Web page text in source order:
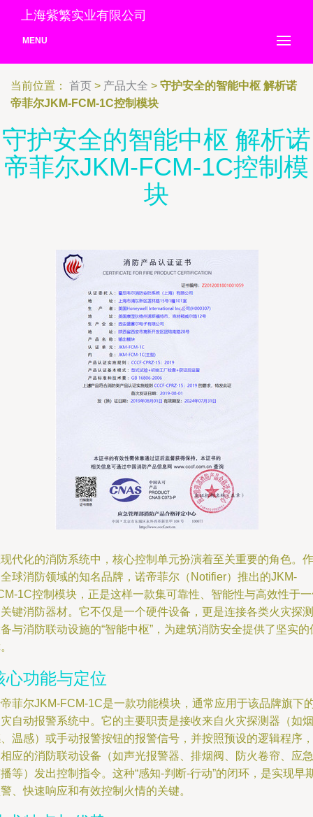
上海紫繁实业有限公司
MENU
当前位置： 首页 > 产品大全 > 守护安全的智能中枢 解析诺
帝菲尔JKM-FCM-1C控制模块
守护安全的智能中枢 解析诺
帝菲尔JKM-FCM-1C控制模
块
代化的消防系统中，核心控制单元扮演着至关重要的角色。作
球消防领域的知名品牌，诺帝菲尔（Notifier）推出的JKM-
1C控制模块，正是这样一款集可靠性、智能性与高效性于
键消防器材。它不仅是一个硬件设备，更是连接各类火灾探测
与消防联动设施的“智能中枢”，为建筑消防安全提供了坚实的
心功能与定位
菲尔JKM-FCM-1C是一款功能模块，通常应用于该品牌旗下
自动报警系统中。它的主要职责是接收来自火灾探测器（如烟
温感）或手动报警按钮的报警信号，并按照预设的逻辑程序，
应的消防联动设备（如声光报警器、排烟阀、防火卷帘、应急
等）发出控制指令。这种“感知-判断-行动”的闭环，是实现早
、快速响应和有效控制火情的关键。